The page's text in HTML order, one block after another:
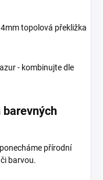
topolová překližka
- kombinujte dle
přírodní
barvou.